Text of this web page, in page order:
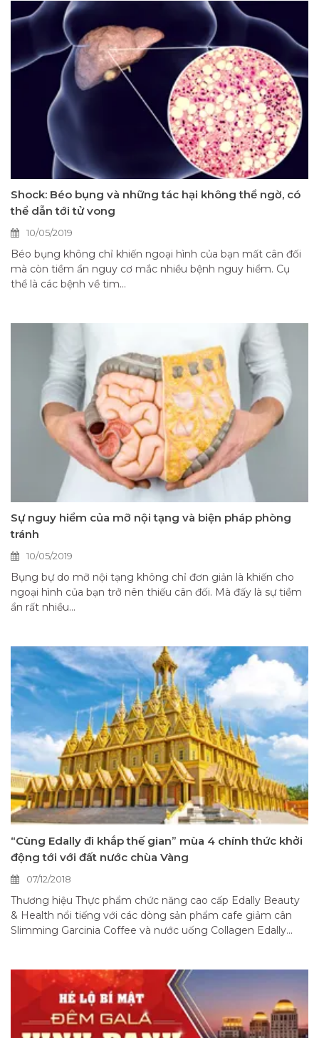
Shock: Béo bụng và những tác hại không thể ngờ, có
thể dẫn tới tử vong
10/05/2019
Béo bụng không chỉ khiến ngoại hình của bạn mất cân đối
mà còn tiềm ẩn nguy cơ mắc nhiều bệnh nguy hiểm. Cụ
thể là các bệnh về tim...
Sự nguy hiểm của mỡ nội tạng và biện pháp phòng
tránh
10/05/2019
Bụng bự do mỡ nội tạng không chỉ đơn giản là khiến cho
ngoại hình của bạn trở nên thiếu cân đối. Mà đấy là sự tiềm
ẩn rất nhiều...
“Cùng Edally đi khắp thế gian” mùa 4 chính thức khởi
động tới với đất nước chùa Vàng
07/12/2018
Thương hiệu Thực phẩm chức năng cao cấp Edally Beauty
& Health nổi tiếng với các dòng sản phẩm cafe giảm cân
Slimming Garcinia Coffee và nước uống Collagen Edally...